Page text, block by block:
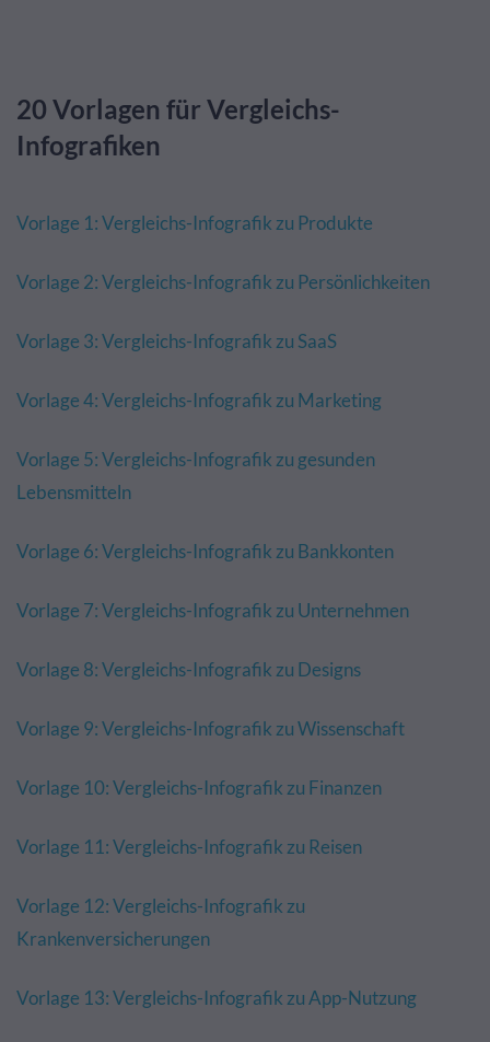
20 Vorlagen für Vergleichs-
Infografiken
Vorlage 1: Vergleichs-Infografik zu Produkte
Vorlage 2: Vergleichs-Infografik zu Persönlichkeiten
Vorlage 3: Vergleichs-Infografik zu SaaS
Vorlage 4: Vergleichs-Infografik zu Marketing
Vorlage 5: Vergleichs-Infografik zu gesunden
Lebensmitteln
Vorlage 6: Vergleichs-Infografik zu Bankkonten
Vorlage 7: Vergleichs-Infografik zu Unternehmen
Vorlage 8: Vergleichs-Infografik zu Designs
Vorlage 9: Vergleichs-Infografik zu Wissenschaft
Vorlage 10: Vergleichs-Infografik zu Finanzen
Vorlage 11: Vergleichs-Infografik zu Reisen
Vorlage 12: Vergleichs-Infografik zu
Krankenversicherungen
Vorlage 13: Vergleichs-Infografik zu App-Nutzung